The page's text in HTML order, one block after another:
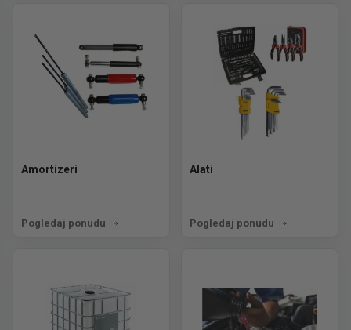
Amortizeri
Pogledaj ponudu
Alati
Pogledaj ponudu